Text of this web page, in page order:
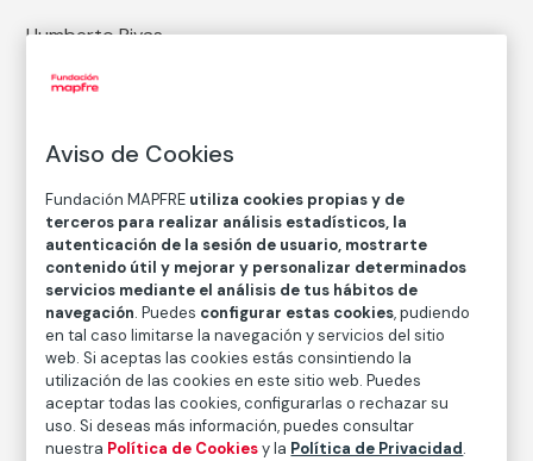
Humberto Rivas
Técnica
plata
Medidas mancha: 25,8 × 35,3 cm
Medidas papel: 29,9 × 38,9 cm
Inventario
FM002190
Fecha
1981-1983
Inscripción/Leyenda
7/5
Aviso de Cookies
Fundación MAPFRE utiliza cookies propias y de
terceros para realizar análisis estadísticos, la
autenticación de la sesión de usuario, mostrarte
contenido útil y mejorar y personalizar determinados
servicios mediante el análisis de tus hábitos de
navegación. Puedes configurar estas cookies, pudiendo
en tal caso limitarse la navegación y servicios del sitio
web. Si aceptas las cookies estás consintiendo la
utilización de las cookies en este sitio web. Puedes
aceptar todas las cookies, configurarlas o rechazar su
uso. Si deseas más información, puedes consultar
nuestra Política de Cookiesy la Política de Privacidad.